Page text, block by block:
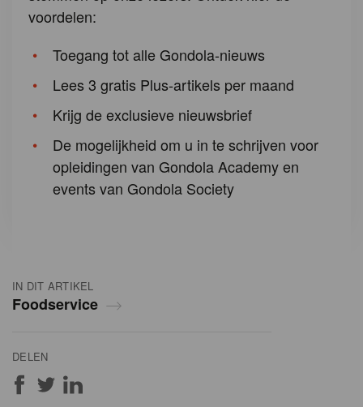
IN DIT ARTIKEL
Foodservice
DELEN
voordelen:
Toegang tot alle Gondola-nieuws
Lees 3 gratis Plus-artikels per maand
Krijg de exclusieve nieuwsbrief
De mogelijkheid om u in te schrijven voor
opleidingen van Gondola Academy en
events van Gondola Society